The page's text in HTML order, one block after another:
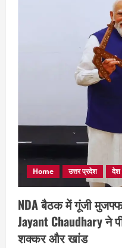
Home उत्तर प्रदेश देश
NDA बैठक में गूंजी
Jayant Chaudhary ने
शक्कर और खांड